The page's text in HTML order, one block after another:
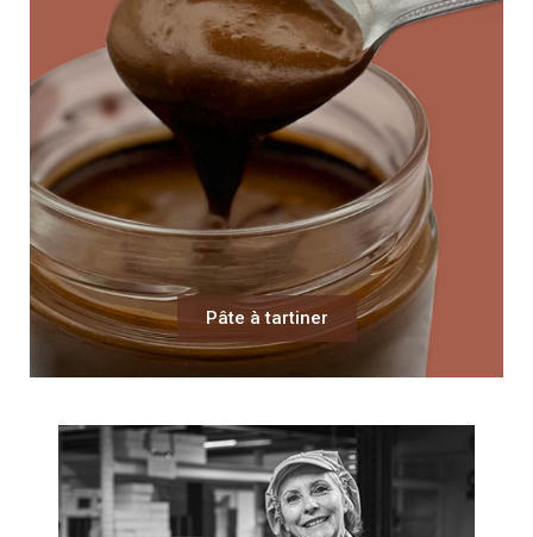
Pâte à tartiner